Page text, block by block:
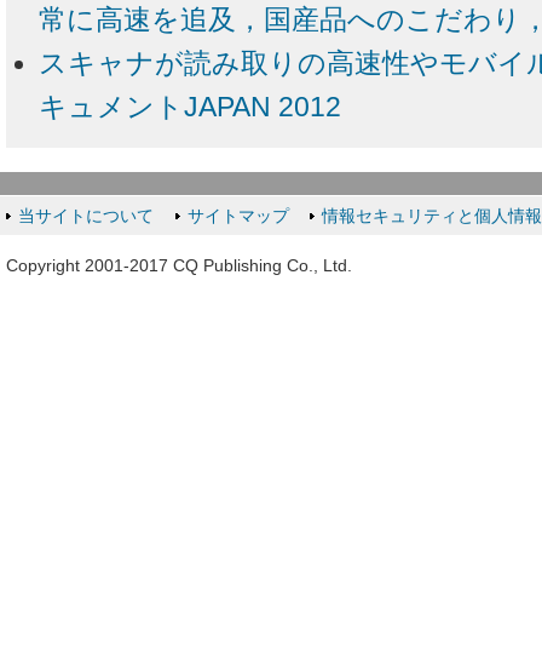
常に高速を追及，国産品へのこだわり
スキャナが読み取りの高速性やモバ
キュメントJAPAN 2012
当サイトについて サイトマップ 情報セキュリティと個人情
Copyright 2001-2017 CQ Publishing Co., Ltd.